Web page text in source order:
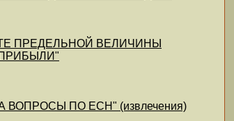
ПРЕДЕЛЬНОЙ ВЕЛИЧИНЫ
ВОПРОСЫ ПО ЕСН" (извлечения)